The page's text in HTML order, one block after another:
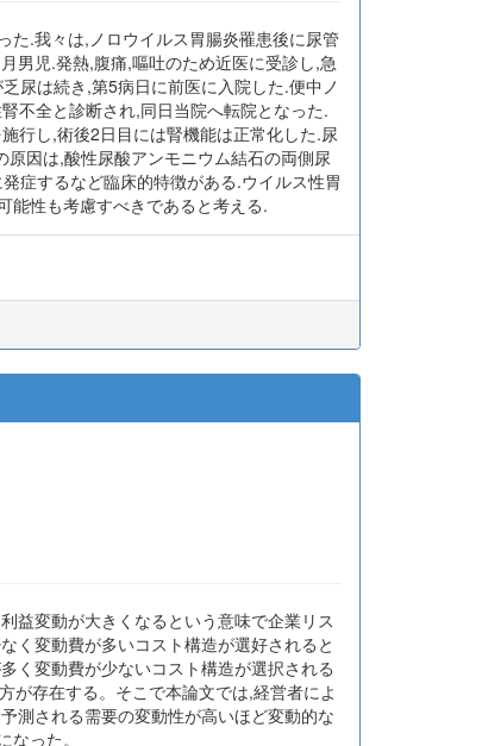
た.我々は,ノロウイルス胃腸炎罹患後に尿管
男児.発熱,腹痛,嘔吐のため近医に受診し,急
尿は続き,第5病日に前医に入院した.便中ノ
不全と診断され,同日当院へ転院となった.
行し,術後2日目には腎機能は正常化した.尿
因は,酸性尿酸アンモニウム結石の両側尿
症するなど臨床的特徴がある.ウイルス性胃
能性も考慮すべきであると考える.
益変動が大きくなるという意味で企業リス
く変動費が多いコスト構造が選好されると
く変動費が少ないコスト構造が選択される
が存在する。そこで本論文では,経営者によ
測される需要の変動性が高いほど変動的な
った。